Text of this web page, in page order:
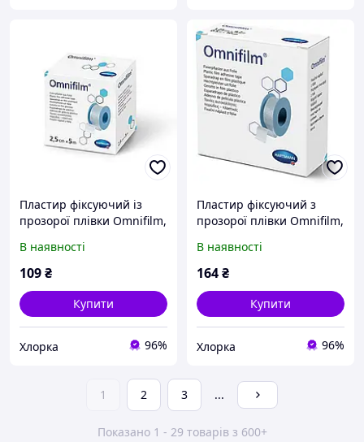
Пластир фіксуючий із
прозорої плівки Omnifilm,
В наявності
109₴
Купити
Хлорка 96%
Пластир фіксуючий з
прозорої плівки Omnifilm,
В наявності
164₴
Купити
Хлорка 96%
1 2 3 ...
Показано 1 - 29 товарів з 600+